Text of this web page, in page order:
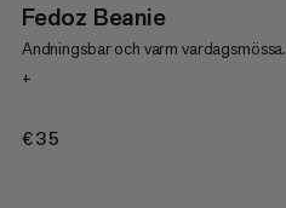
Fedoz Beanie
Andningsbar och varm vardagsmössa.
+
€35